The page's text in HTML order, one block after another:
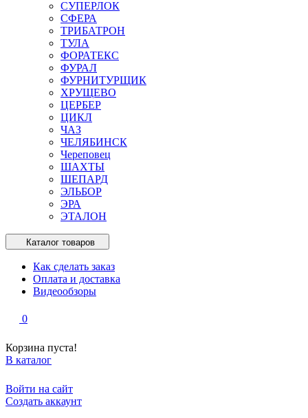
СУПЕРЛОК
СФЕРА
ТРИБАТРОН
ТУЛА
ФОРАТЕКС
ФУРАЛ
ФУРНИТУРЩИК
ХРУЩЕВО
ЦЕРБЕР
ЦИКЛ
ЧАЗ
ЧЕЛЯБИНСК
Череповец
ШАХТЫ
ШЕПАРД
ЭЛЬБОР
ЭРА
ЭТАЛОН
Каталог товаров
Как сделать заказ
Оплата и доставка
Видеообзоры
0
Корзина пуста!
В каталог
Войти на сайт
Создать аккаунт